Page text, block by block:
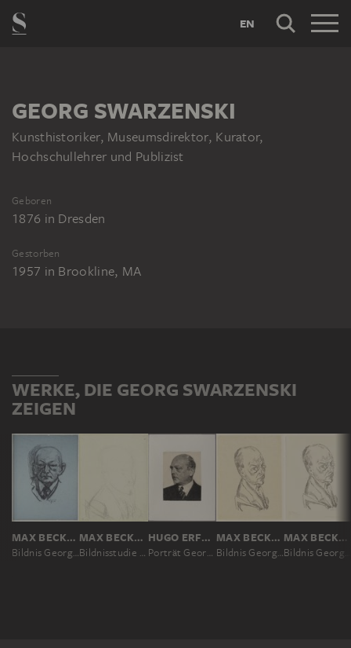
EN
GEORG SWARZENSKI
Kunsthistoriker, Museumsdirektor, Kurator,
Hochschullehrer und Publizist
Geboren
1876 in Dresden
Gestorben
1957 in Brookline, MA
WERKE, DIE GEORG SWARZENSKI
ZEIGEN
MAX BECKMANN
Bildnis Georg Swarzenski
MAX BECKMANN
Bildnisstudie Georg Swarzenski
HUGO ERFURTH
Porträt Georg Swarzenski
MAX BECKMANN
Bildnis Georg Swarzenski
MAX BECKMANN